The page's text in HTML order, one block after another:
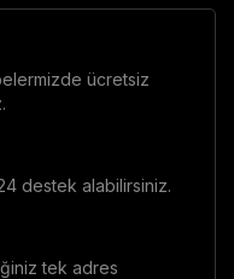
ücretsiz
destek alabilirsiniz.
tek adres